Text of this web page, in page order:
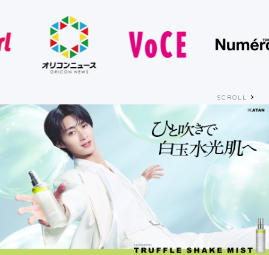
SCROLL